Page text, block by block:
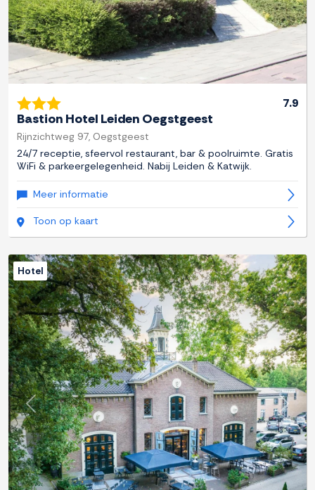
7.9
Bastion Hotel Leiden Oegstgeest
Rijnzichtweg 97, Oegstgeest
24/7 receptie, sfeervol restaurant, bar & poolruimte. Gratis
WiFi & parkeergelegenheid. Nabij Leiden & Katwijk.
Meer informatie
Toon op kaart
Previous Next
Hotel